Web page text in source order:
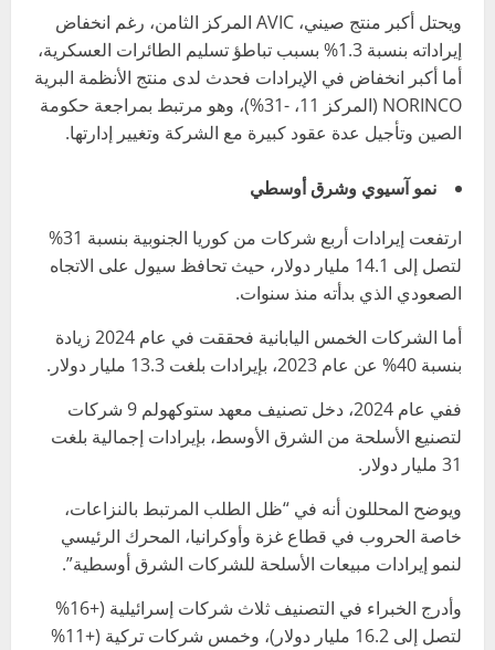
ويحتل أكبر منتج صيني، AVIC المركز الثامن، رغم انخفاض
إيراداته بنسبة 1.3% بسبب تباطؤ تسليم الطائرات العسكرية،
أما أكبر انخفاض في الإيرادات فحدث لدى منتج الأنظمة البرية
NORINCO (المركز 11، -31%)، وهو مرتبط بمراجعة حكومة
الصين وتأجيل عدة عقود كبيرة مع الشركة وتغيير إدارتها.
نمو آسيوي وشرق أوسطي
ارتفعت إيرادات أربع شركات من كوريا الجنوبية بنسبة 31%
لتصل إلى 14.1 مليار دولار، حيث تحافظ سيول على الاتجاه
الصعودي الذي بدأته منذ سنوات.
أما الشركات الخمس اليابانية فحققت في عام 2024 زيادة
بنسبة 40% عن عام 2023، بإيرادات بلغت 13.3 مليار دولار.
ففي عام 2024، دخل تصنيف معهد ستوكهولم 9 شركات
لتصنيع الأسلحة من الشرق الأوسط، بإيرادات إجمالية بلغت
31 مليار دولار.
ويوضح المحللون أنه في “ظل الطلب المرتبط بالنزاعات،
خاصة الحروب في قطاع غزة وأوكرانيا، المحرك الرئيسي
لنمو إيرادات مبيعات الأسلحة للشركات الشرق أوسطية”.
وأدرج الخبراء في التصنيف ثلاث شركات إسرائيلية (+16%
لتصل إلى 16.2 مليار دولار)، وخمس شركات تركية (+11%